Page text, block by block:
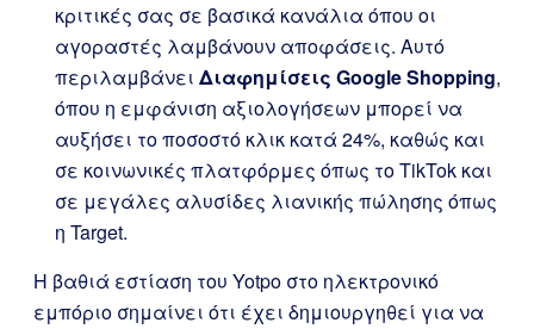
κριτικές σας σε βασικά κανάλια όπου οι
αγοραστές λαμβάνουν αποφάσεις. Αυτό
περιλαμβάνει Διαφημίσεις Google Shopping,
όπου η εμφάνιση αξιολογήσεων μπορεί να
αυξήσει το ποσοστό κλικ κατά 24%, καθώς και
σε κοινωνικές πλατφόρμες όπως το TikTok και
σε μεγάλες αλυσίδες λιανικής πώλησης όπως
η Target.
Η βαθιά εστίαση του Yotpo στο ηλεκτρονικό
εμπόριο σημαίνει ότι έχει δημιουργηθεί για να